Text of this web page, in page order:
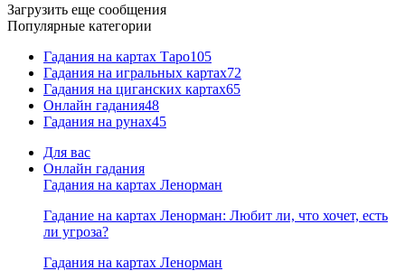
Загрузить еще сообщения
Популярные категории
Гадания на картах Таро105
Гадания на игральных картах72
Гадания на циганских картах65
Онлайн гадания48
Гадания на рунах45
Для вас
Онлайн гадания
Гадания на картах Ленорман
Гадание на картах Ленорман: Любит ли, что хочет, есть
ли угроза?
Гадания на картах Ленорман